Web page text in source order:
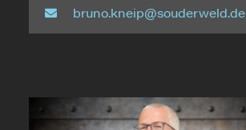
bruno.kneip@souderweld.de